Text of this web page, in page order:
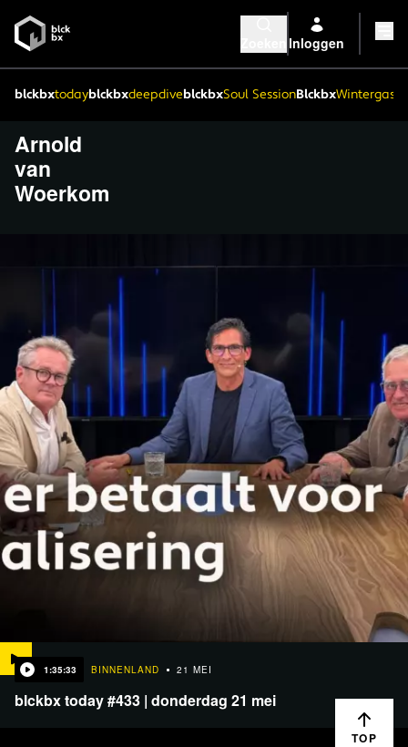
Inloggen
blckbxtodayblckbxdeepdiveblckbxSoul SessionBlckbx
Arnold
van
Woerkom
1:35:33 BINNENLAND 21 MEI
blckbx today #433 | donderdag 21 mei
TOP